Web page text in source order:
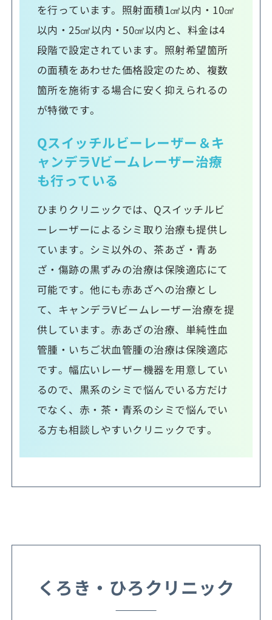
を行っています。照射面積1㎠以内・10㎠
以内・25㎠以内・50㎠以内と、料金は4
段階で設定されています。照射希望箇所
の面積をあわせた価格設定のため、複数
箇所を施術する場合に安く抑えられるの
が特徴です。
Qスイッチルビーレーザー＆キ
ャンデラVビームレーザー治療
も行っている
ひまりクリニックでは、Qスイッチルビ
ーレーザーによるシミ取り治療も提供し
ています。シミ以外の、茶あざ・青あ
ざ・傷跡の黒ずみの治療は保険適応にて
可能です。他にも赤あざへの治療とし
て、キャンデラVビームレーザー治療を提
供しています。赤あざの治療、単純性血
管腫・いちご状血管腫の治療は保険適応
です。幅広いレーザー機器を用意してい
るので、黒系のシミで悩んでいる方だけ
でなく、赤・茶・青系のシミで悩んでい
る方も相談しやすいクリニックです。
くろき・ひろクリニック